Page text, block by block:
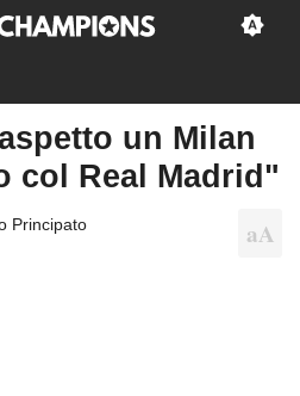
un Milan
col Real Madrid"
Principato